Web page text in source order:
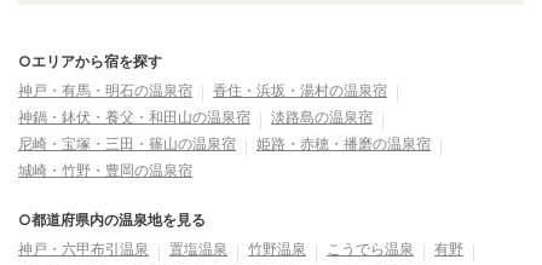
○エリアから宿を探す
神戸・有馬・明石の温泉宿
香住・浜坂・湯村の温泉宿
神鍋・鉢伏・養父・和田山の温泉宿
淡路島の温泉宿
尼崎・宝塚・三田・篠山の温泉宿
姫路・赤穂・播磨の温泉宿
城崎・竹野・豊岡の温泉宿
○都道府県内の温泉地を見る
神戸・六甲布引温泉
置塩温泉 竹野温泉 こうでら温泉
有野